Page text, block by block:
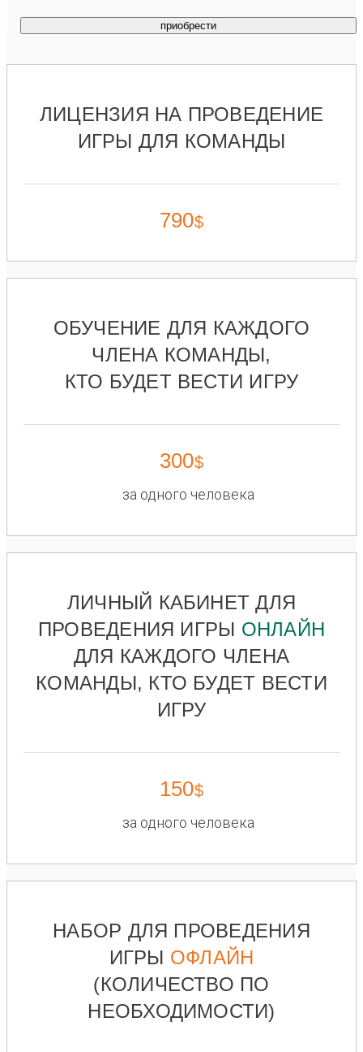
приобрести
ЛИЦЕНЗИЯ НА ПРОВЕДЕНИЕ
ИГРЫ ДЛЯ КОМАНДЫ
790$
ОБУЧЕНИЕ ДЛЯ КАЖДОГО
ЧЛЕНА КОМАНДЫ,
КТО БУДЕТ ВЕСТИ ИГРУ
300$
за одного человека
ЛИЧНЫЙ КАБИНЕТ ДЛЯ
ПРОВЕДЕНИЯ ИГРЫ ОНЛАЙН
ДЛЯ КАЖДОГО ЧЛЕНА
КОМАНДЫ, КТО БУДЕТ ВЕСТИ
ИГРУ
150$
за одного человека
НАБОР ДЛЯ ПРОВЕДЕНИЯ
ИГРЫ ОФЛАЙН
(КОЛИЧЕСТВО ПО
НЕОБХОДИМОСТИ)